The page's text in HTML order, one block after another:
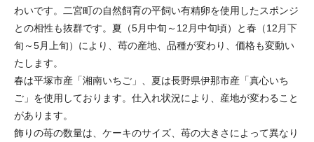
わいです。二宮町の自然飼育の平飼い有精卵を使用したスポンジ
との相性も抜群です。夏（5月中旬～12月中旬頃）と春（12月下
旬～5月上旬）により、苺の産地、品種が変わり、価格も変動い
たします。
春は平塚市産「湘南いちご」、夏は長野県伊那市産「真心いち
ご」を使用しております。仕入れ状況により、産地が変わること
があります。
飾りの苺の数量は、ケーキのサイズ、苺の大きさによって異なり